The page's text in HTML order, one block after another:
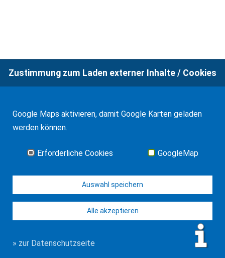
Zustimmung zum Laden externer Inhalte / Cookies
Google Maps aktivieren, damit Google Karten geladen
werden können.
Erforderliche Cookies GoogleMap
Auswahl speichern
Alle akzeptieren
» zur Datenschutzseite